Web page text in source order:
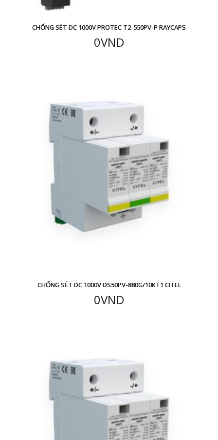
CHỐNG SÉT DC 1000V PROTEC T2-550PV-P RAYCAPS
0VND
CHỐNG SÉT DC 1000V DS50PV-880G/10KT1 CITEL
0VND